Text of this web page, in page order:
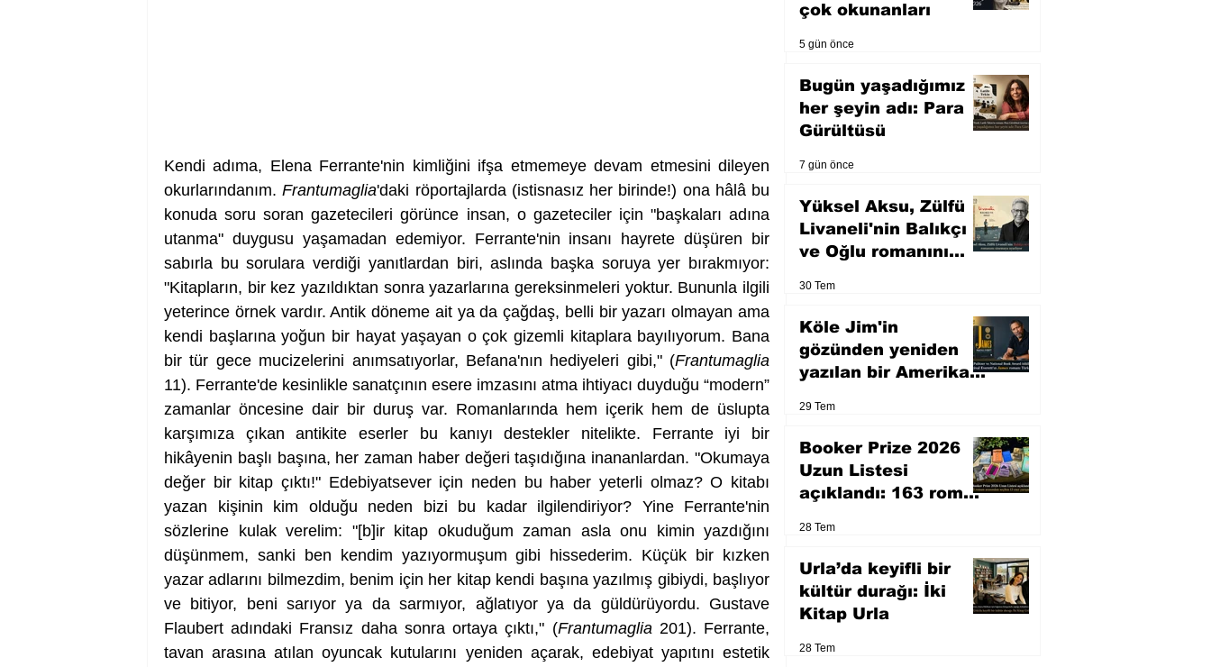
Kendi adıma, Elena Ferrante'nin kimliğini ifşa etmemeye devam etmesini dileyen
okurlarındanım. Frantumaglia'daki röportajlarda (istisnasız her birinde!) ona hâlâ bu
konuda soru soran gazetecileri görünce insan, o gazeteciler için "başkaları adına
utanma" duygusu yaşamadan edemiyor. Ferrante'nin insanı hayrete düşüren bir
sabırla bu sorulara verdiği yanıtlardan biri, aslında başka soruya yer bırakmıyor:
"Kitapların, bir kez yazıldıktan sonra yazarlarına gereksinmeleri yoktur. Bununla ilgili
yeterince örnek vardır. Antik döneme ait ya da çağdaş, belli bir yazarı olmayan ama
kendi başlarına yoğun bir hayat yaşayan o çok gizemli kitaplara bayılıyorum. Bana
bir tür gece mucizelerini anımsatıyorlar, Befana'nın hediyeleri gibi," (Frantumaglia
11). Ferrante'de kesinlikle sanatçının esere imzasını atma ihtiyacı duyduğu “modern”
zamanlar öncesine dair bir duruş var. Romanlarında hem içerik hem de üslupta
karşımıza çıkan antikite eserler bu kanıyı destekler nitelikte. Ferrante iyi bir
hikâyenin başlı başına, her zaman haber değeri taşıdığına inananlardan. "Okumaya
değer bir kitap çıktı!" Edebiyatsever için neden bu haber yeterli olmaz? O kitabı
yazan kişinin kim olduğu neden bizi bu kadar ilgilendiriyor? Yine Ferrante'nin
sözlerine kulak verelim: "[b]ir kitap okuduğum zaman asla onu kimin yazdığını
düşünmem, sanki ben kendim yazıyormuşum gibi hissederim. Küçük bir kızken
yazar adlarını bilmezdim, benim için her kitap kendi başına yazılmış gibiydi, başlıyor
ve bitiyor, beni sarıyor ya da sarmıyor, ağlatıyor ya da güldürüyordu. Gustave
Flaubert adındaki Fransız daha sonra ortaya çıktı," (Frantumaglia 201). Ferrante,
tavan arasına atılan oyuncak kutularını yeniden açarak, edebiyat yapıtını estetik
çok okunanları
5 gün önce
Bugün yaşadığımız
her şeyin adı: Para
Gürültüsü
7 gün önce
Yüksel Aksu, Zülfü
Livaneli'nin Balıkçı
ve Oğlu romanını
30 Tem
Köle Jim'in
gözünden yeniden
yazılan bir Amerikan
29 Tem
Booker Prize 2026
Uzun Listesi
açıklandı: 163 roman
28 Tem
Urla’da keyifli bir
kültür durağı: İki
Kitap Urla
28 Tem